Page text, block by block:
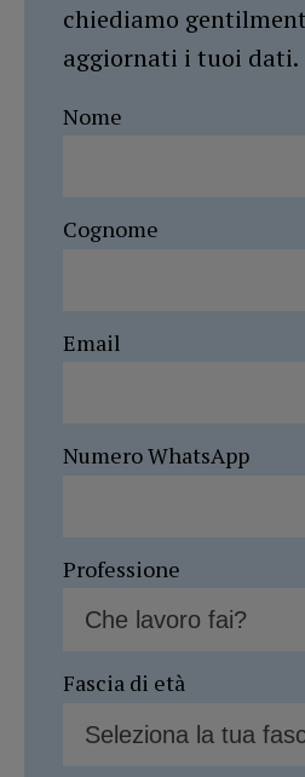
chiediamo
aggiornati i tuoi dati.
Nome
Cognome
Email
Numero WhatsApp
Professione
Fascia di età